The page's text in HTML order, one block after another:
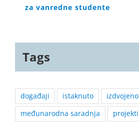
za vanredne studente
Tags
događaji istaknuto izdvojeno
međunarodna saradnja
projekti